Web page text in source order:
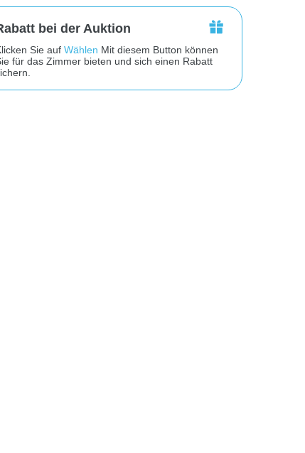
bei der Auktion
Sie aufWählen Mit diesem Button können
für das Zimmer bieten und sich einen Rabatt